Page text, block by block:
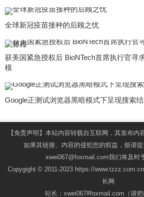
全球新冠疫苗接种的后顾之忧
获美国紧急授权后 BioNTech首席执行官寻
模
Google正测试浏览器黑暗模式下呈现搜索
【免责声明】本站内容转载自互联网，其发布内
如果其链接、内容的侵犯您的权益，烦请
xwei067@foxmail.com我们将及时
Copygight © 2011-2023 https://
长网
站长：xwei067#foxmail.com（请把